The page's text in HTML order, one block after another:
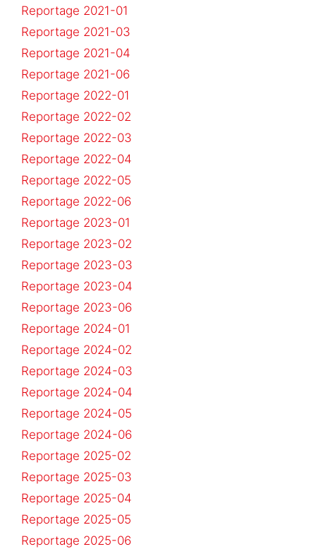
Reportage 2021-01
Reportage 2021-03
Reportage 2021-04
Reportage 2021-06
Reportage 2022-01
Reportage 2022-02
Reportage 2022-03
Reportage 2022-04
Reportage 2022-05
Reportage 2022-06
Reportage 2023-01
Reportage 2023-02
Reportage 2023-03
Reportage 2023-04
Reportage 2023-06
Reportage 2024-01
Reportage 2024-02
Reportage 2024-03
Reportage 2024-04
Reportage 2024-05
Reportage 2024-06
Reportage 2025-02
Reportage 2025-03
Reportage 2025-04
Reportage 2025-05
Reportage 2025-06